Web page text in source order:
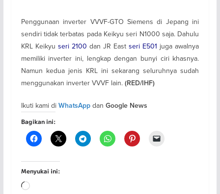
Penggunaan inverter VVVF-GTO Siemens di Jepang ini
sendiri tidak terbatas pada Keikyu seri N1000 saja. Dahulu
KRL Keikyu seri 2100 dan JR Eastseri E501 juga awalnya
memiliki inverter ini, lengkap dengan bunyi ciri khasnya.
Namun kedua jenis KRL ini sekarang seluruhnya sudah
menggunakan inverter VVVF lain. (RED/IHF)
Ikuti kami di WhatsAppdan Google News
Bagikan ini:
Menyukai ini:
Memuat...